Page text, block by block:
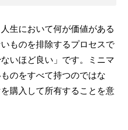
生において何が価値がある
ものを排除するプロセスで
いほど良い」です。ミニマ
のをすべて持つのではな
購入して所有することを意